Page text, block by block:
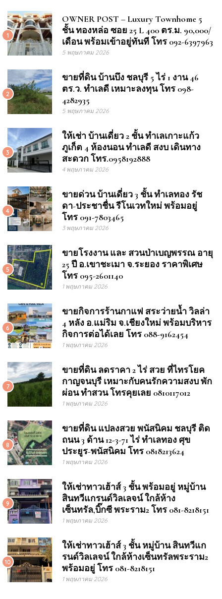
1
OWNER POST – Luxury Townhome 5
ชั้น ทองหล่อ ซอย 25 L 400 ตร.ม. 90,000/
เดือน พร้อมเข้าอยู่ทันที โทร 092-6397963
5 พฤษภาคม 2026
2
ขายที่ดิน บ้านบึง ชลบุรี 5 ไร่ 1 งาน 46
ตร.ว. ทำเลดี เหมาะลงทุน โทร 098-
4282935
5 พฤษภาคม 2026
3
ให้เช่า บ้านเดี่ยว 2 ชั้น ทำเลเกาะแก้ว
ภูเก็ต 4 ห้องนอน ทำเลดี สงบ เดินทาง
สะดวก โทร.0958192888
4 พฤษภาคม 2026
4
ขายด่วน บ้านเดี่ยว 3 ชั้น ทำเลทอง รัช
ดา-ประชาชื่น รีโนเวทใหม่ พร้อมอยู่
โทร 091-7803465
3 พฤษภาคม 2026
5
ขายโรงงาน และ สวนป่าเบญพรรณ อายุ
25 ปี อ.เขาชะเมา จ.ระยอง ราคาพิเศษ
โทร 095-2601140
1 พฤษภาคม 2026
6
ขายกิจการร้านกาแฟ สระว่ายน้ำ วิลล่า
4 หลัง อ.แม่ริม จ.เชียงใหม่ พร้อมบริหาร
กิจการต่อได้เลย โทร 088-9162454
1 พฤษภาคม 2026
7
ขายที่ดิน ลดราคา 2 ไร่ สวย ที่ไทรโยค
กาญจนบุรี เหมาะกับคนรักความสงบ พัก
ผ่อน ทำสวน โทรคุยเลย 0810117012
1 พฤษภาคม 2026
8
ขายที่ดิน แปลงสวย พนัสนิคม ชลบุรี ติด
ถนน 3 ด้าน 12-3-71 ไร่ ทำเลทอง ศุข
ประยูร-พนัสนิคม โทร 0818213624
1 พฤษภาคม 2026
9
ให้เช่าทาวเฮ้าส์ 3 ชั้น พร้อมอยู่ หมู่บ้าน
สินทวีแกรนด์วิลเลจน์ ใกล้ห้าง
เซ็นทรัล,บิ๊กซี พระราม2 โทร 081-8218151
1 พฤษภาคม 2026
10
ให้เช่าทาวเฮ้าส์ 3 ชั้น หมู่บ้าน สินทวีแก
รนด์วิลเลจน์ ใกล้ห้างเซ็นทรัลพระราม2
พร้อมอยู่ โทร 081-8218151
1 พฤษภาคม 2026